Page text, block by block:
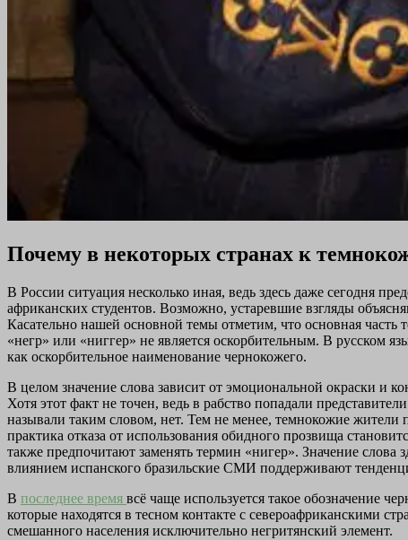
Почему в некоторых странах к
В России ситуация несколько иная, ведь здесь даже сегодня
африканских студентов. Возможно, устаревшие взгляды
Касательно нашей основной темы отметим, что основная
«негр» или «ниггер» не является оскорбительным. В русском
как оскорбительное наименование чернокожего.
В целом значение слова зависит от эмоциональной окраски и
Хотя этот факт не точен, ведь в рабство попадали
называли таким словом, нет. Тем не менее, темнокожие жители
практика отказа от использования обидного прозвища
также предпочитают заменять термин «нигер». Значение
влиянием испанского бразильские СМИ поддерживают
В последнее время всё чаще используется такое обозначение
которые находятся в тесном контакте с североафриканскими
смешанного населения исключительно негритянский элемент.